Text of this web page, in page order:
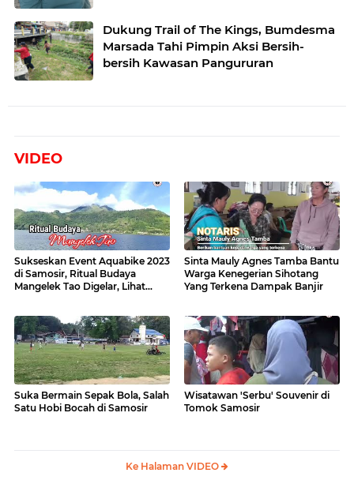
Dukung Trail of The Kings, Bumdesma
Marsada Tahi Pimpin Aksi Bersih-
bersih Kawasan Pangururan
VIDEO
Sukseskan Event Aquabike 2023
di Samosir, Ritual Budaya
Mangelek Tao Digelar, Lihat
Sinta Mauly Agnes Tamba Bantu
Warga Kenegerian Sihotang
Yang Terkena Dampak Banjir
Suka Bermain Sepak Bola, Salah
Satu Hobi Bocah di Samosir
Wisatawan 'Serbu' Souvenir di
Tomok Samosir
Ke Halaman VIDEO